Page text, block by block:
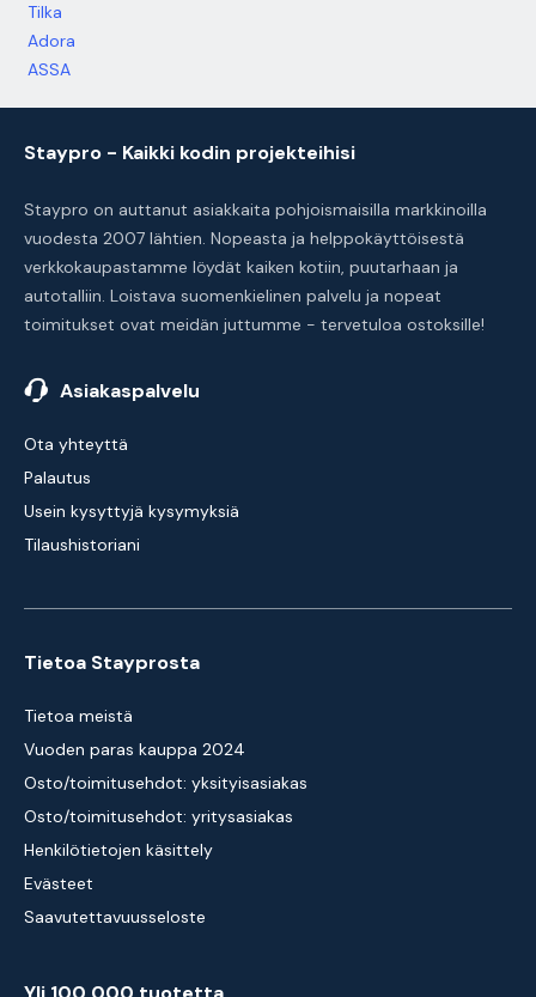
Tilka
Adora
ASSA
Staypro - Kaikki kodin projekteihisi
Staypro on auttanut asiakkaita pohjoismaisilla markkinoilla
vuodesta 2007 lähtien. Nopeasta ja helppokäyttöisestä
verkkokaupastamme löydät kaiken kotiin, puutarhaan ja
autotalliin. Loistava suomenkielinen palvelu ja nopeat
toimitukset ovat meidän juttumme - tervetuloa ostoksille!
Asiakaspalvelu
Ota yhteyttä
Palautus
Usein kysyttyjä kysymyksiä
Tilaushistoriani
Tietoa Stayprosta
Tietoa meistä
Vuoden paras kauppa 2024
Osto/toimitusehdot: yksityisasiakas
Osto/toimitusehdot: yritysasiakas
Henkilötietojen käsittely
Evästeet
Saavutettavuusseloste